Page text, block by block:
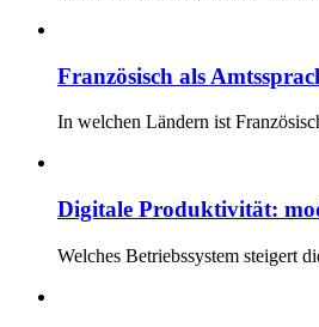
Französisch als
In welchen Ländern ist
Digitale Produktivität:
Welches Betriebssystem steigert